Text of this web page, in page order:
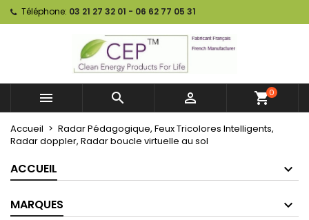
Téléphone: 03 21 27 32 01 - 06 62 77 05 31
   shopping_cart0
Accueil
Radar Pédagogique, Feux Tricolores Intelligents,
Radar doppler, Radar boucle virtuelle au sol
ACCUEIL
MARQUES